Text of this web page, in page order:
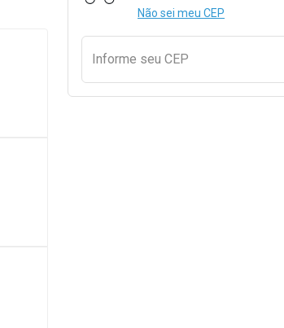
Não sei meu CEP
Informe seu CEP